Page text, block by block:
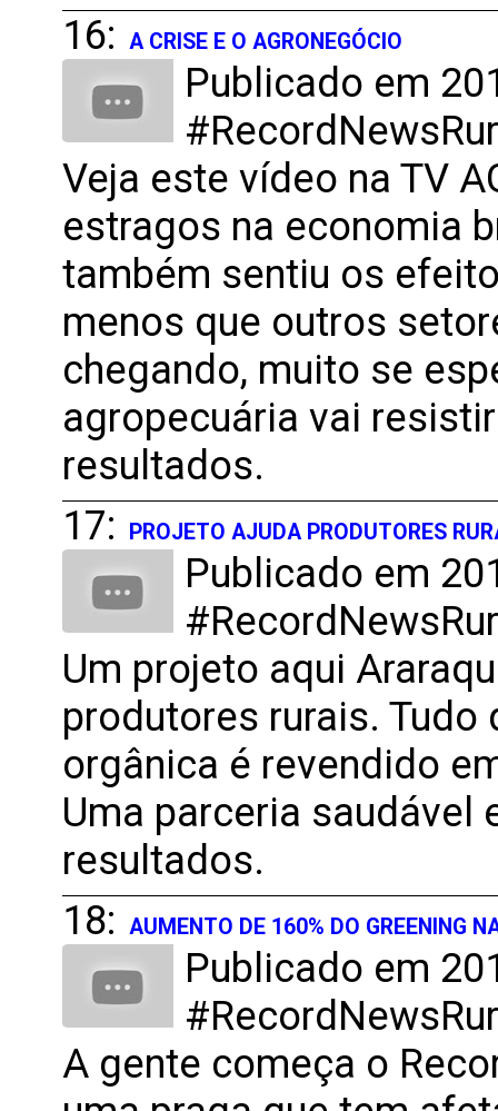
16:
A CRISE E O AGRONEGÓCIO
Publicado em
Veja este vídeo na TV
estragos na economia
também sentiu os
menos que outros
chegando, muito se
agropecuária vai
resultados.
17:
PROJETO AJUDA PRODUTORES
Publicado em
Um projeto aqui
produtores rurais.
orgânica é revendido
Uma parceria saudável
resultados.
18:
AUMENTO DE 160% DO GREENING
Publicado em
A gente começa o